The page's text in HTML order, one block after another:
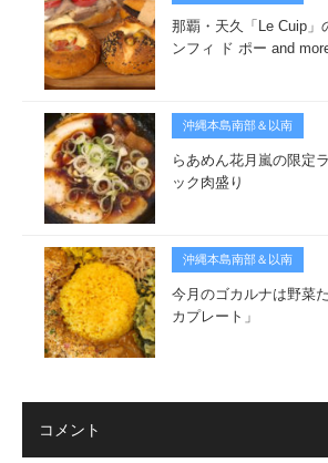
那覇・天久「Le Cuip」
ンフィ ド ポー and
沖縄本島南部＆以南
らあめん花月嵐の限定
ック肉盛り
沖縄本島南部＆以南
今月のゴカルナは野菜
カプレート」
コメント